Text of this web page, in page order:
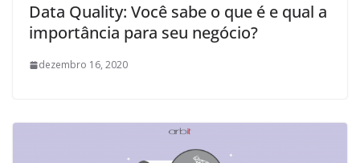
Data Quality: Você sabe o que é e qual a
importância para seu negócio?
dezembro 16, 2020